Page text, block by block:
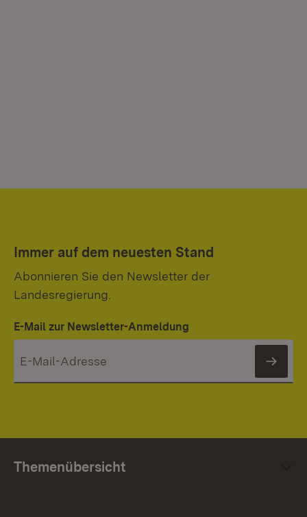
Immer auf dem neuesten Stand
Abonnieren Sie den Newsletter der
Landesregierung.
E-Mail zur Newsletter-Anmeldung
Themenübersicht